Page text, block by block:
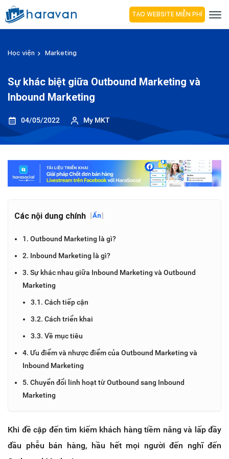
TẠO WEBSITE MIỄN PHÍ
Học viện Marketing
Sự khác biệt giữa Outbound Marketing và
Inbound Marketing
04/05/2022 My MKT
Các nội dung chính [Ẩn]
1. Outbound Marketing là gì?
2. Inbound Marketing là gì?
3. Sự khác nhau giữa Inbound Marketing và Outbound
Marketing
3.1. Cách tiếp cận
3.2. Cách triển khai
3.3. Về mục tiêu
4. Ưu điểm và nhược điểm của Outbound Marketing và
Inbound Marketing
5. Chuyển đổi linh hoạt từ Outbound sang Inbound
Marketing
Khi đề cập đến tìm kiếm khách hàng tiềm năng và lấp đầy
đầu phễu bán hàng, hầu hết mọi người đến nghĩ đến